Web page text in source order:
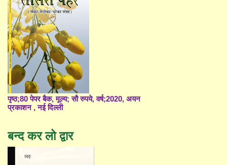
पृष्ठ;80 पेपर बैक, मूल्य; सौ रुपये, वर्ष;2020, अयन
प्रकाशन , नई दिल्ली
बन्द कर लो द्वार